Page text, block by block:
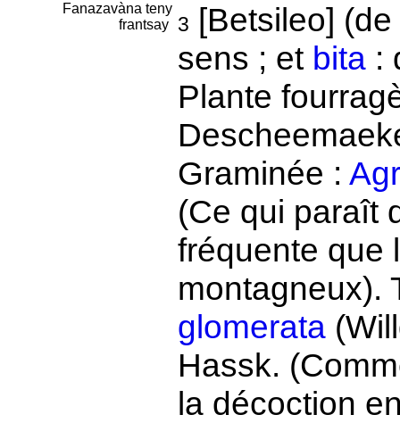
Fanazavàna teny
frantsay
3 [Betsileo] (de
sens ; et bita:
Plante
Graminée :
(Ce qui paraît
fréquente que
montagneux).
glomerata
Hassk.
la décoction